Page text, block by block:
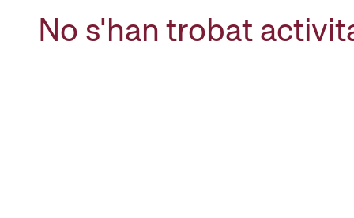
No s'han trobat